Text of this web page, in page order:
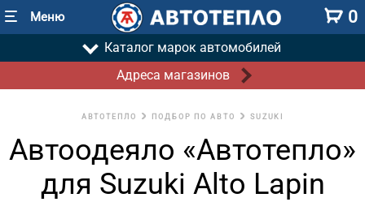
Меню 0
Каталог марок автомобилей
Адреса магазинов
АВТОТЕПЛО ПОДБОР ПО АВТО SUZUKI
Автоодеяло «Автотепло»
для Suzuki Alto Lapin